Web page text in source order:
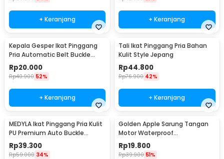
+ Keranjang + Keranjang
Kepala Gesper Ikat Pinggang
Pria Automatic Belt Buckle
Metal Model 4 - 620
Rp20.000
Rp40.900 52%
+ Keranjang
Tali Ikat Pinggang Pria Bahan
Kulit Style Jepang
Rp44.800
Rp76.900 42%
+ Keranjang
MEDYLA Ikat Pinggang Pria Kulit
PU Premium Auto Buckle
Gesper Metal Model 2 -
AA7900
Rp39.300
Rp59.000 34%
Golden Apple Sarung Tangan
Motor Waterproof
Touchscreen Kulit Sintetis Pria
- 9070
Rp19.800
Rp39.900 51%